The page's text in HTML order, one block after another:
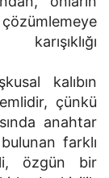
kalıbın
çünkü
anahtar
farklı
özgün bir